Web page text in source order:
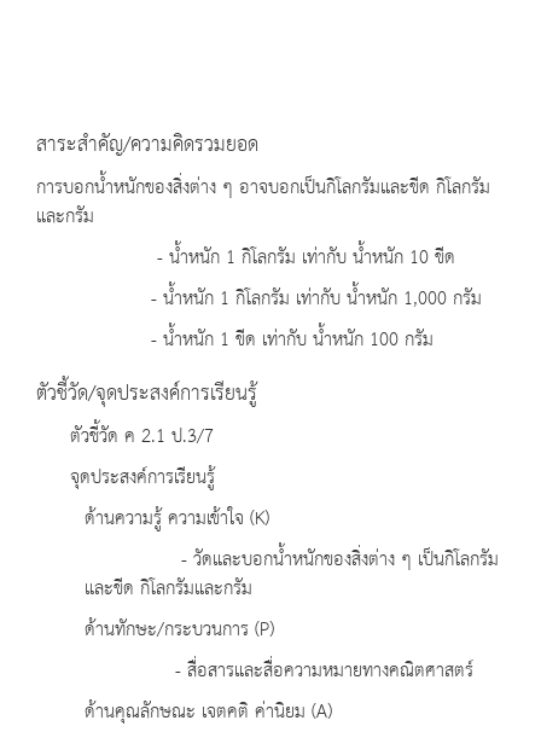
สาระสำคัญ/ความคิดรวมยอด
การบอกน้ำหนักของสิ่งต่าง ๆ อาจบอกเป็นกิโลกรัมและขีด กิโลกรัม
และกรัม
- น้ำหนัก 1 กิโลกรัม เท่ากับ น้ำหนัก 10 ขีด
- น้ำหนัก 1 กิโลกรัม เท่ากับ น้ำหนัก 1,000 กรัม
- น้ำหนัก 1 ขีด เท่ากับ น้ำหนัก 100 กรัม
ตัวชี้วัด/จุดประสงค์การเรียนรู้
ตัวชี้วัด ค 2.1 ป.3/7
จุดประสงค์การเรียนรู้
ด้านความรู้ ความเข้าใจ (K)
- วัดและบอกน้ำหนักของสิ่งต่าง ๆ เป็นกิโลกรัม
และขีด กิโลกรัมและกรัม
ด้านทักษะ/กระบวนการ (P)
- สื่อสารและสื่อความหมายทางคณิตศาสตร์
ด้านคุณลักษณะ เจตคติ ค่านิยม (A)